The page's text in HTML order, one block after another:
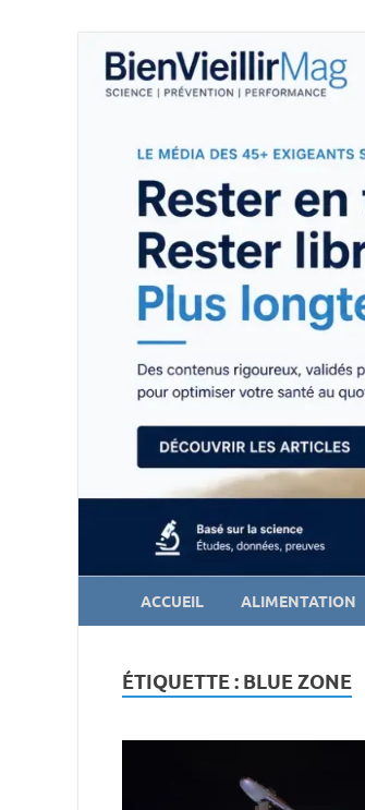
ACCUEIL ALIMENTATION
ÉTIQUETTE : BLUE ZONE